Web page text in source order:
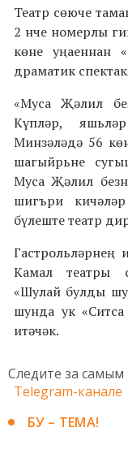
Театр сөюче
2 нче номерлы
көне уңаеннан
драматик
«Муса Җәлил
Күпләр,
Минзәләдә 56
шагыйрьне
Муса Җәлил
шигъри
бүлеште театр
Гастрольләрнең
Камал театры
«Шулай булды
шунда ук
итәчәк.
Следите за
Telegram-канале
БУ – ТЕМА!